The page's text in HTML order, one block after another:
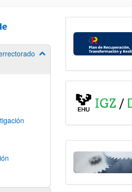
Mostrar/ocultar subpáginas